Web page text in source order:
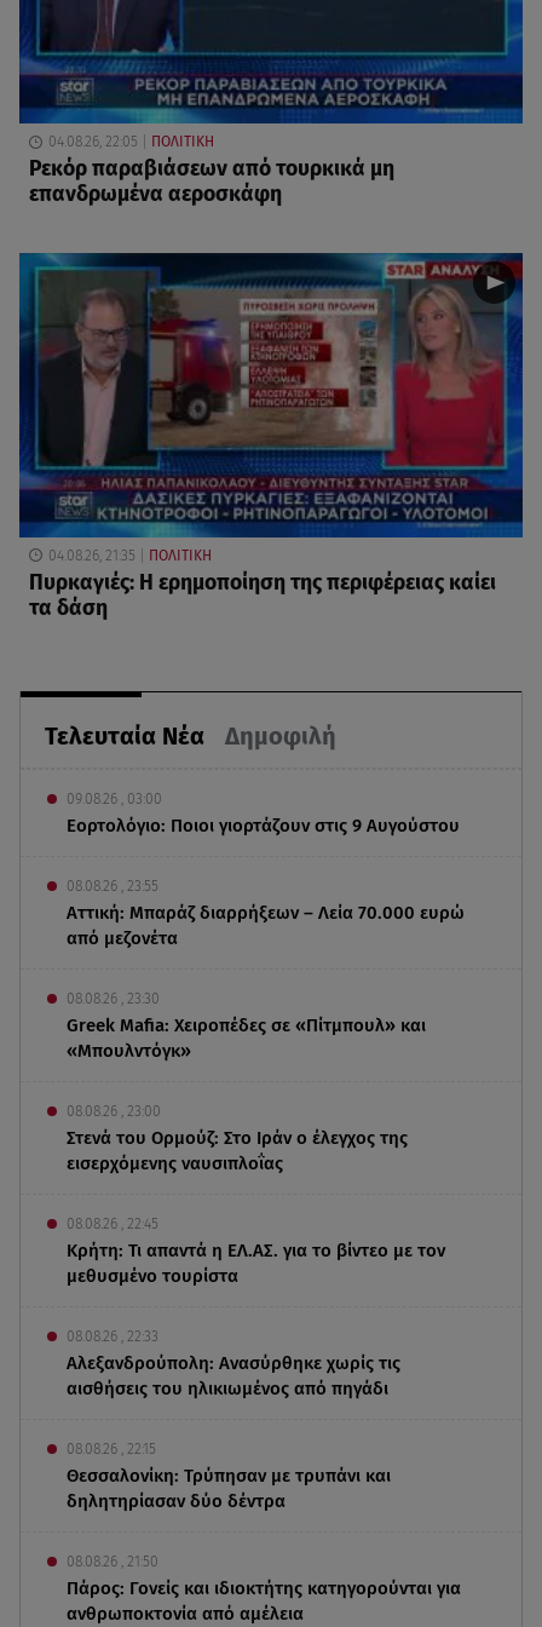
Τελευταία Νέα Δημοφιλή
09.08.26 , 03:00
Εορτολόγιο: Ποιοι γιορτάζουν στις 9 Αυγούστου
08.08.26 , 23:55
Αττική: Μπαράζ διαρρήξεων – Λεία 70.000 ευρώ
από μεζονέτα
08.08.26 , 23:30
Greek Mafia: Χειροπέδες σε «Πίτμπουλ» και
«Μπουλντόγκ»
08.08.26 , 23:00
Στενά του Ορμούζ: Στο Ιράν ο έλεγχος της
εισερχόμενης ναυσιπλοΐας
08.08.26 , 22:45
Κρήτη: Τι απαντά η ΕΛ.ΑΣ. για το βίντεο με τον
μεθυσμένο τουρίστα
08.08.26 , 22:33
Αλεξανδρούπολη: Ανασύρθηκε χωρίς τις
αισθήσεις του ηλικιωμένος από πηγάδι
08.08.26 , 22:15
Θεσσαλονίκη: Τρύπησαν με τρυπάνι και
δηλητηρίασαν δύο δέντρα
08.08.26 , 21:50
Πάρος: Γονείς και ιδιοκτήτης κατηγορούνται για
ανθρωποκτονία από αμέλεια
04.08.26, 22:05 ΠΟΛΙΤΙΚΗ
Ρεκόρ παραβιάσεων από τουρκικά μη
επανδρωμένα αεροσκάφη
04.08.26, 21:35 ΠΟΛΙΤΙΚΗ
Πυρκαγιές: Η ερημοποίηση της περιφέρειας καίει
τα δάση